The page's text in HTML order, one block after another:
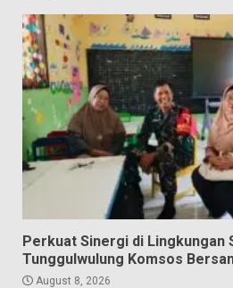
Perkuat Sinergi di Lingkungan
Tunggulwulung Komsos
August 8, 2026